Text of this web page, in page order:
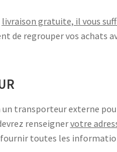
livraison gratuite, il vous
de regrouper vos achats
transporteur externe
renseignervotre
toutes les